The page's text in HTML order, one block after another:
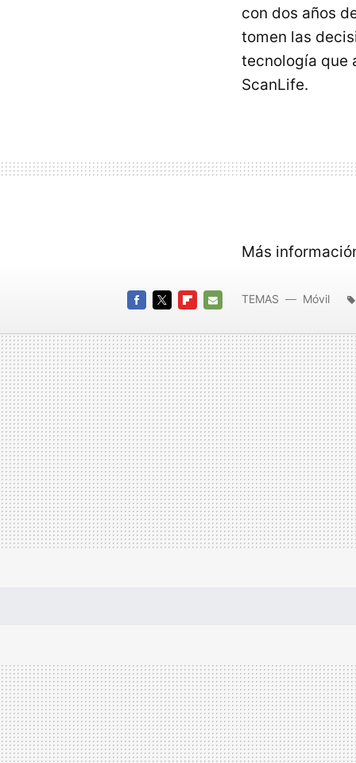
con dos años
tomen las
tecnología que
ScanLife.
Más
MAIL
TEMAS Móvil